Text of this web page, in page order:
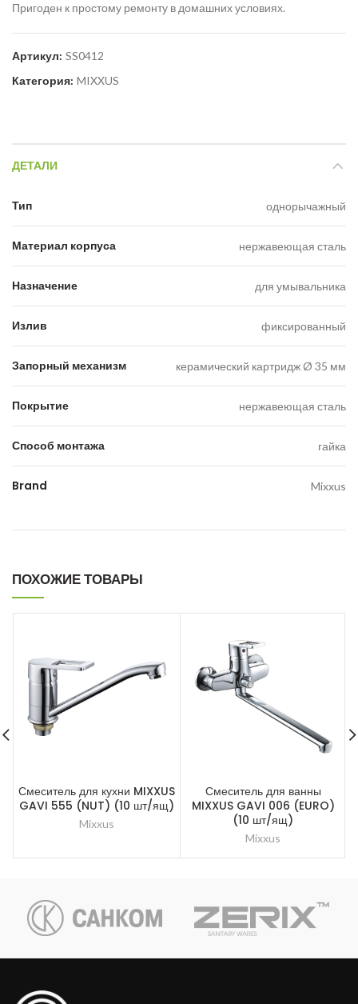
Пригоден к простому ремонту в домашних условиях.
Артикул: SS0412
Категория: MIXXUS
ДЕТАЛИ
Тип однорычажный
Материал корпуса нержавеющая сталь
Назначение для умывальника
Излив фиксированный
Запорный механизм керамический картридж Ø 35 мм
Покрытие нержавеющая сталь
Способ монтажа гайка
Brand Mixxus
ПОХОЖИЕ ТОВАРЫ
Смеситель для кухни MIXXUS
GAVI 555 (NUT) (10 шт/ящ)
Mixxus
Смеситель для ванны
MIXXUS GAVI 006 (EURO)
(10 шт/ящ)
Mixxus